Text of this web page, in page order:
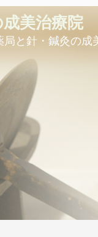
美治療院
と針・鍼灸の成